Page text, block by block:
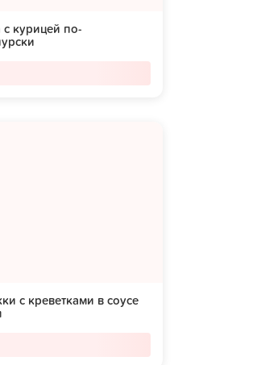
курицей по-
с креветками в соусе